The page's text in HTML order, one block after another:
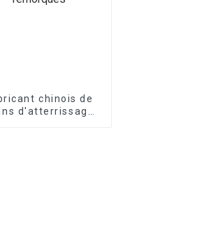
chinois de
d'atterrissage